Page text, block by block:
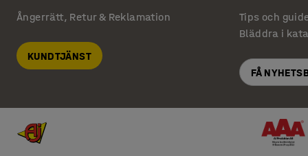
Ångerrätt, Retur & Reklamation
KUNDTJÄNST
Tips och
Bläddra i
FÅ